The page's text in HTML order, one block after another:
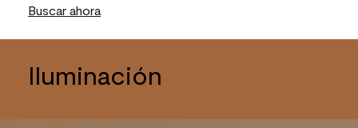
Buscar ahora
Iluminación